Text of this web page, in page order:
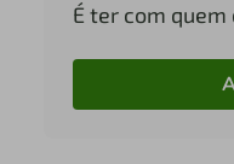
É ter com